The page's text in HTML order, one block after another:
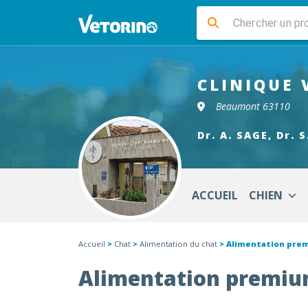
CLINIQUE
Beaumont 63110
Dr. A. SAGE, Dr.
ACCUEIL CHIEN
Accueil > Chat > Alimentation du chat > Alimentation
Alimentation